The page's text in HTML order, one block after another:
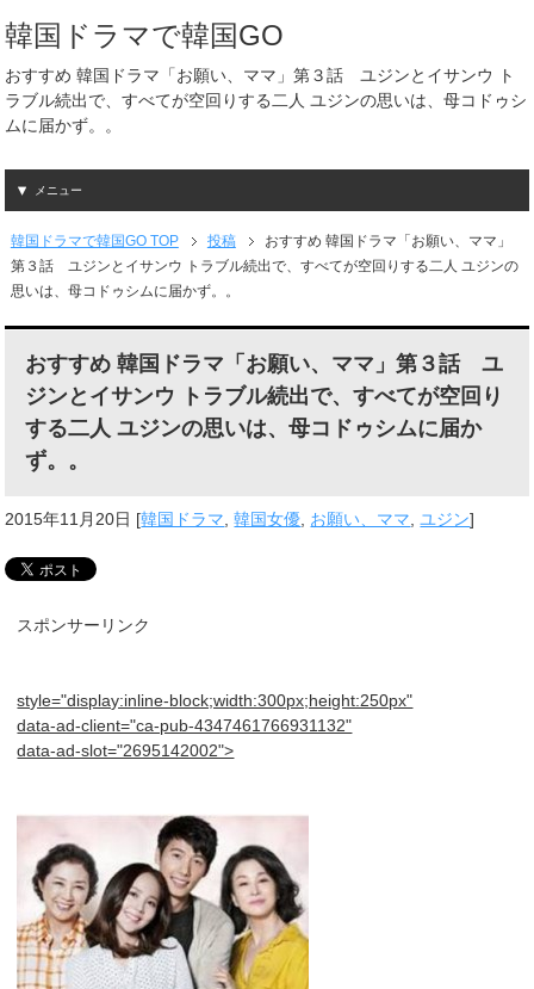
韓国ドラマで韓国GO
おすすめ 韓国ドラマ「お願い、ママ」第３話 ユジンとイサンウ ト
ラブル続出で、すべてが空回りする二人 ユジンの思いは、母コドゥシ
ムに届かず。。
メニュー
韓国ドラマで韓国GO TOP 投稿
おすすめ 韓国ドラマ「お願い、ママ」
第３話 ユジンとイサンウ トラブル続出で、すべてが空回りする二人 ユジンの
思いは、母コドゥシムに届かず。。
おすすめ 韓国ドラマ「お願い、ママ」第３話 ユ
ジンとイサンウ トラブル続出で、すべてが空回り
する二人 ユジンの思いは、母コドゥシムに届か
ず。。
2015年11月20日 [韓国ドラマ,韓国女優, お願い、ママ,ユジン]
スポンサーリンク
style="display:inline-block;width:300px;height:250px"
data-ad-client="ca-pub-4347461766931132"
data-ad-slot="2695142002">